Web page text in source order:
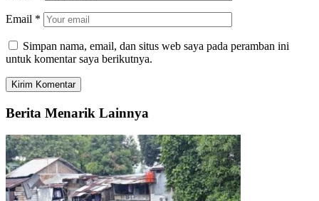
Email *
Simpan nama, email, dan situs web saya pada peramban ini
untuk komentar saya berikutnya.
Berita Menarik Lainnya